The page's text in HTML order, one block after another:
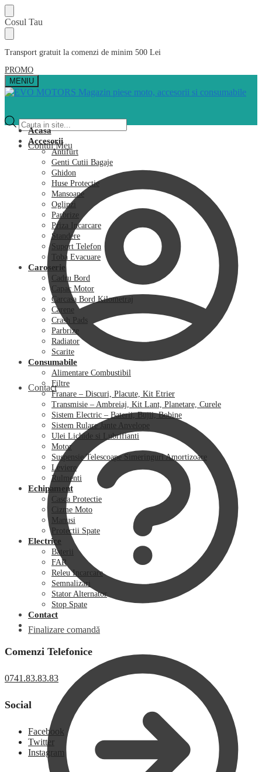
Skip
to
navigation
Skip
to
content
Cosul Tau
Transport gratuit la comenzi de minim 500 Lei
PROMO
MENIU
Products
search
Contul Meu
Contact
Finalizare comandă
Acasa
Accesorii
Antifurt
Genti Cutii Bagaje
Ghidon
Huse Protectie
Mansoane
Oglinzi
Parbrize
Priza Incarcare
Standere
Suport Telefon
Toba Evacuare
Caroserie
Cadru Bord
Capac Motor
Carcasa Bord Kilometraj
Carene
Crash Pads
Parbrize
Radiator
Scarite
Consumabile
Alimentare Combustibil
Filtre
Franare – Discuri, Placute, Kit Etrier
Transmisie – Ambreiaj, Kit Lant, Planetare, Curele
Sistem Electric – Baterii, Bujii, Bobine
Sistem Rulare Jante Anvelope
Ulei Lichide si Lubrifianti
Motor
Suspensie Telescoape Simeringuri Amortizoare
Leviere
Rulmenti
Echipament
Casca Protectie
Cizme Moto
Manusi
Protectii Spate
Electrice
Baterii
FAR
Releu Incarcare
Semnalizari
Stator Alternator
Stop Spate
Contact
Comenzi Telefonice
0741.83.83.83
Social
Facebook
Twitter
Instagram